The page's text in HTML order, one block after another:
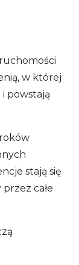
w której
powstają
stają się
całe